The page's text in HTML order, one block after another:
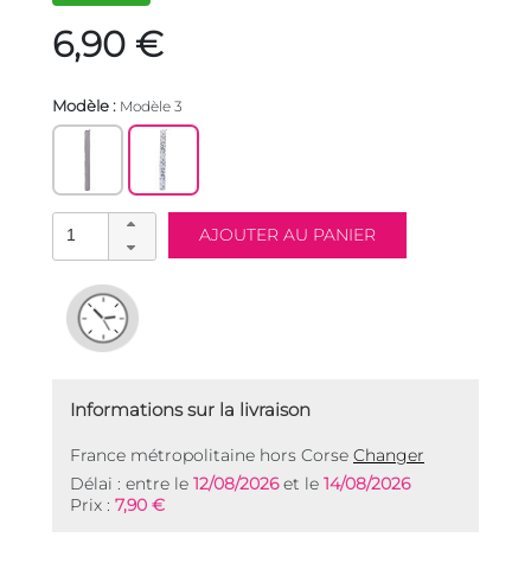
6,90 €
Modèle : Modèle 3
Informations sur la livraison
France métropolitaine hors Corse Changer
Délai : entre le 12/08/2026et le 14/08/2026
Prix : 7,90 €